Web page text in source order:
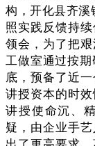
构，开化县齐
照实践反馈持
领会，为了把
工做室通过按
底，预备了近
讲授资本的时
讲授使命沉、
疑，由企业手